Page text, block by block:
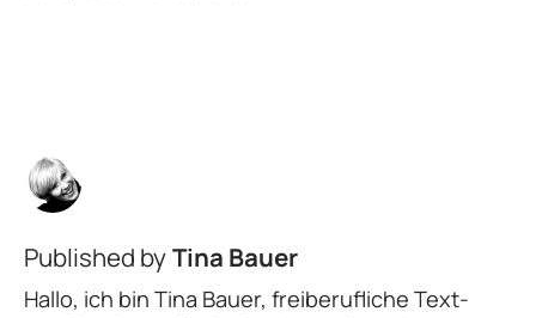
Published byTina Bauer
Hallo, ich bin Tina Bauer, freiberufliche Text-